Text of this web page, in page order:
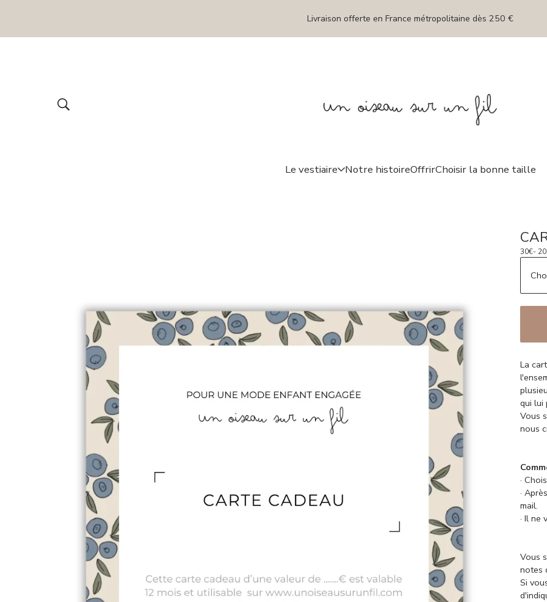
Livraison offerte en France métropolitaine dès 250 €
Le vestiaire Notre histoireOffrirChoisir la bonne taille
30€-
La
qui lui
Vous
nous
·
·
mail.
· Il ne
Vous
notes
Si